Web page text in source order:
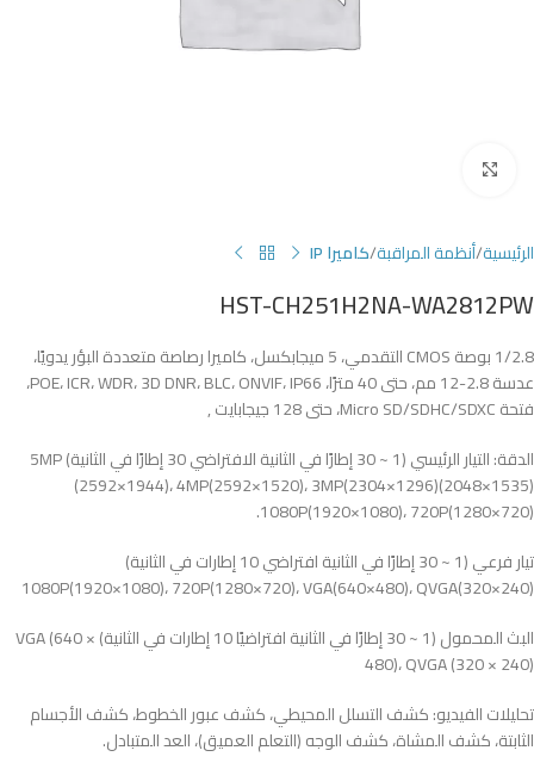
الرئيسية أنظمة المراقبة كاميرا IP
HST-CH251H2NA-WA2812PW
1/2.8 بوصة CMOS التقدمي، 5 ميجابكسل، كاميرا رصاصة متعددة البؤر يدويًا،
عدسة 2.8-12 مم، حتى 40 مترًا، POE، ICR، WDR، 3D DNR، BLC، ONVIF، IP66،
فتحة Micro SD/SDHC/SDXC، حتى 128 جيجابايت ,
الدقة: التيار الرئيسي (1 ~ 30 إطارًا في الثانية الافتراضي 30 إطارًا في الثانية) 5MP
(2592×1944)، 4MP(2592×1520)، 3MP(2304×1296)(2048×1535)
1080P(1920×1080)، 720P(1280×720).
تيار فرعي (1 ~ 30 إطارًا في الثانية افتراضي 10 إطارات في الثانية)
1080P(1920×1080)، 720P(1280×720)، VGA(640×480)، QVGA(320×240)
البث المحمول (1 ~ 30 إطارًا في الثانية افتراضيًا 10 إطارات في الثانية) VGA (640 ×
480)، QVGA (320 × 240)
تحليلات الفيديو: كشف التسلل المحيطي، كشف عبور الخطوط، كشف الأجسام
الثابتة، كشف المشاة، كشف الوجه (التعلم العميق)، العد المتبادل.